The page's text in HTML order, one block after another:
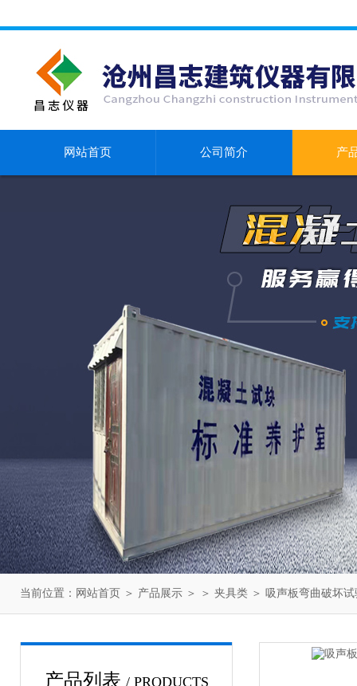
网站首页 公司简介 产
当前位置： 网站首页 ＞ 产品展示 ＞ ＞ 夹具类 ＞ 吸声板弯曲破坏
产品列表 / PRODUCTS